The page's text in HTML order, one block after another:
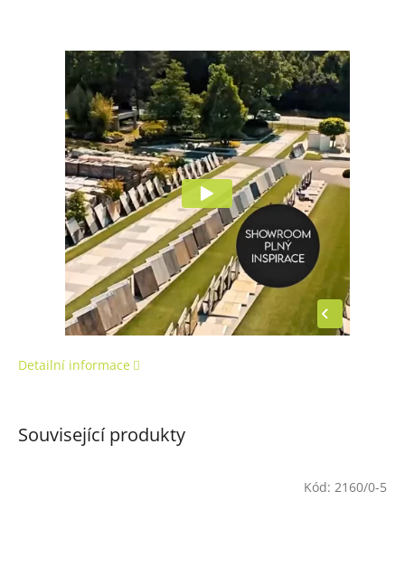
Detailní informace
Související produkty
Kód: 2160/0-5